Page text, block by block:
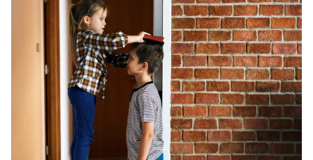
której wciela się w ekscentrycznego
profesora. Fenomenalny aktor, prawdziwy
profesjonalista, najwyższych lotów artysta z
doskonałym warsztatem - tak mówią o Tomaszu
Kocie ci, którzy z nim współpracowali. Kot jest
ceniony nie tylko na polskim podwórku. Kot zagrał
m.in. w "A Perfect Enemy", czy głośnym serialu
"Świat w ogniu. Początki". Jednak choć upomina
się o niego Hollywood, nadal nie odbiła mu
sodówka. A z planu, choćby najdalszego, wraca